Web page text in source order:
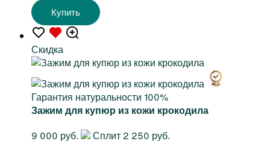
Купить
Скидка
Гарантия натуральности 100%
Зажим для купюр из кожи крокодила
9 000 руб.
Сплит 2 250 руб.